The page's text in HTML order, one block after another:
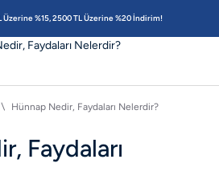
Üzerine %15, 2500 TL Üzerine %20 İndirim!
Hünnap Nedir, Faydaları Nelerdir?
Faydaları